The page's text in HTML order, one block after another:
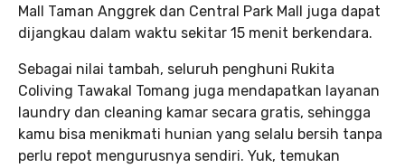
Mall Taman Anggrek dan Central Park Mall juga dapat
dijangkau dalam waktu sekitar 15 menit berkendara.
Sebagai nilai tambah, seluruh penghuni Rukita
Coliving Tawakal Tomang juga mendapatkan layanan
laundry dan cleaning kamar secara gratis, sehingga
kamu bisa menikmati hunian yang selalu bersih tanpa
perlu repot mengurusnya sendiri. Yuk, temukan